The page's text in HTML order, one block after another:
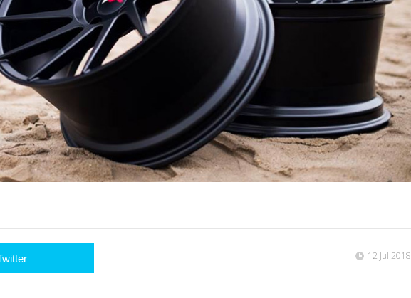
12 Jul 2018